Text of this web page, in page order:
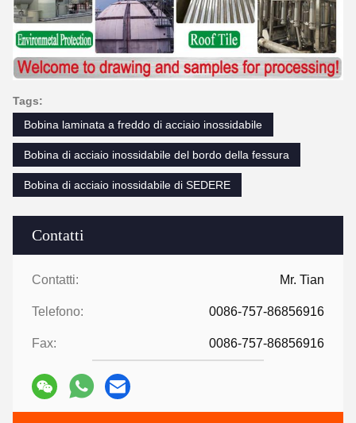
Contatti
Contatti: Mr. Tian
Telefono: 0086-757-86856916
Fax: 0086-757-86856916
Tags:
Bobina laminata a freddo di acciaio inossidabile
Bobina di acciaio inossidabile del bordo della fessura
Bobina di acciaio inossidabile di SEDERE